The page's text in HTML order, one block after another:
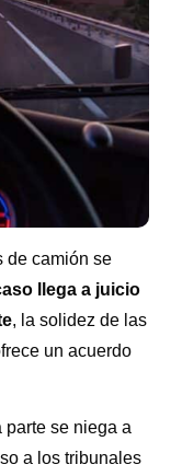
de camión se
llega a juicio
, la solidez de las
un acuerdo
se niega a
a los tribunales